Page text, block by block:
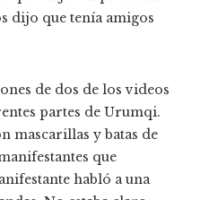
dijo que tenía amigos
de dos de los videos
partes de Urumqi.
mascarillas y batas de
que
habló a una